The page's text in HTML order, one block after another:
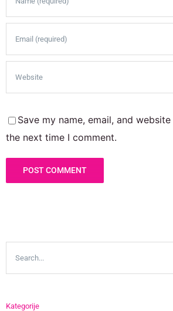
Save my name, email, and
the next time I comment.
Kategorije